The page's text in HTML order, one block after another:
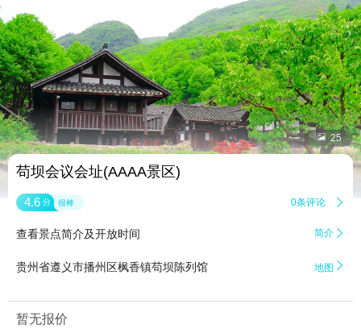
 25
苟坝会议会址(AAAA景区)
4.6 分 很棒 0条评论 
查看景点简介及开放时间 简介 
贵州省遵义市播州区枫香镇苟坝陈列馆 地图 
暂无报价
